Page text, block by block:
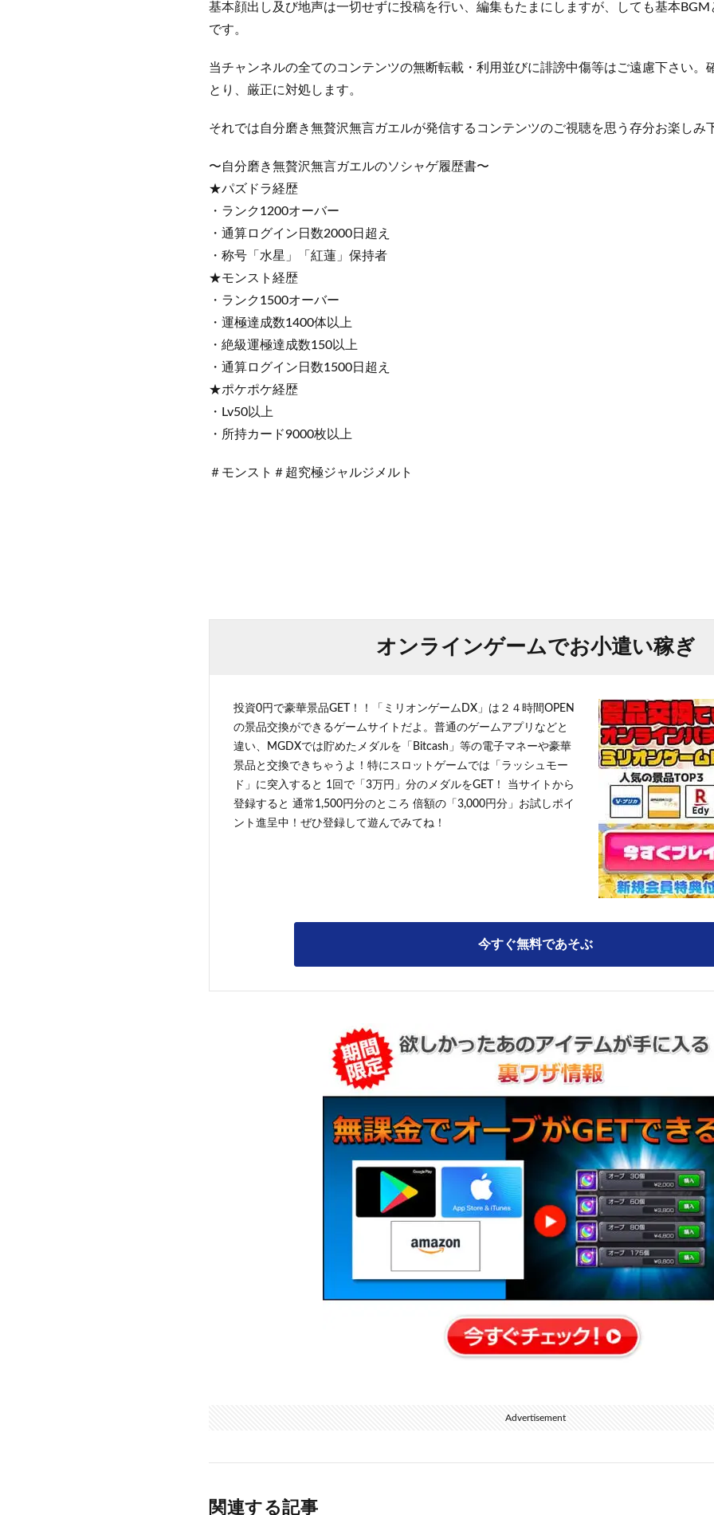
基本顔出し及び地声は一切せずに投稿を行い、編集もたまにしますが、しても基本
です。
当チャンネルの全てのコンテンツの無断転載・利用並びに誹謗中傷等はご遠慮下さい。
とり、厳正に対処します。
それでは自分磨き無贅沢無言ガエルが発信するコンテンツのご視聴を思う存分お楽しみ
〜自分磨き無贅沢無言ガエルのソシャゲ履歴書〜
★パズドラ経歴
・ランク1200オーバー
・通算ログイン日数2000日超え
・称号「水星」「紅蓮」保持者
★モンスト経歴
・ランク1500オーバー
・運極達成数1400体以上
・絶級運極達成数150以上
・通算ログイン日数1500日超え
★ポケポケ経歴
・Lv50以上
・所持カード9000枚以上
＃モンスト＃超究極ジャルジメルト
オンラインゲームでお小遣い稼ぎ
投資0円で豪華景品GET！！「ミリオンゲームDX」は２４時間OPEN
の景品交換ができるゲームサイトだよ。普通のゲームアプリなどと
違い、MGDXでは貯めたメダルを「Bitcash」等の電子マネーや豪華
景品と交換できちゃうよ！特にスロットゲームでは「ラッシュモー
ド」に突入すると 1回で「3万円」分のメダルをGET！ 当サイトから
登録すると 通常1,500円分のところ 倍額の「3,000円分」お試しポイ
ント進呈中！ぜひ登録して遊んでみてね！
今すぐ無料であそぶ
Advertisement
関連する記事